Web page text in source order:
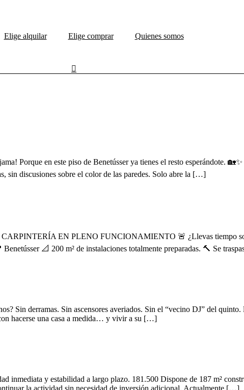
Elige alquilar Elige comprar Quienes somos
Porque en este piso de Benetússer ya tienes el resto esperándote.
sin discusiones sobre el color de las paredes. Solo abre la […]
EN PLENO FUNCIONAMIENTO 🚨 ¿Llevas tiempo
📐 200 m² de instalaciones totalmente preparadas. 🔨 Se
derramas. Sin ascensores averiados. Sin el “vecino DJ” del
hacerse una casa a medida… y vivir a su […]
inmediata y estabilidad a largo plazo. 181.500 Dispone de 187 m²